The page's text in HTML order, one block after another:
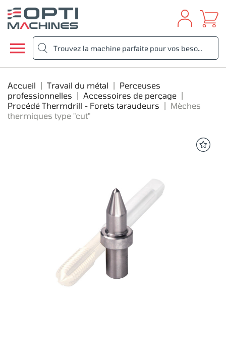

Accueil Travail du métal
Perceuses
professionnelles
Accessoires de perçage
Procédé Thermdrill - Forets taraudeurs
Mèches
thermiques type "cut"